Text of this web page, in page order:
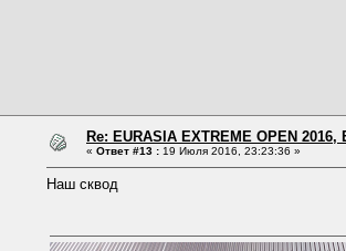
Re: EURASIA EXTREME OPEN
« Ответ #13 : 19 Июля 2016, 23:23:36 »
Наш сквод